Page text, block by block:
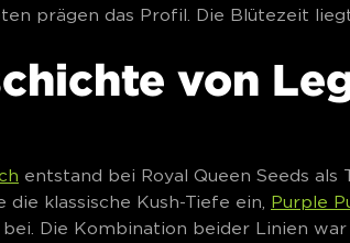
prägen das Profil. Die Blütezeit
von
entstand bei Royal Queen Seeds
die klassische Kush-Tiefe ein, Purple
Die Kombination beider Linien